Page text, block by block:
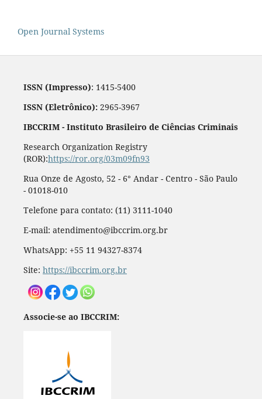
Open Journal Systems
ISSN (Impresso): 1415-5400
ISSN (Eletrônico): 2965-3967
IBCCRIM - Instituto Brasileiro de Ciências Criminais
Research Organization Registry
(ROR):https://ror.org/03m09fn93
Rua Onze de Agosto, 52 - 6° Andar - Centro - São Paulo
- 01018-010
Telefone para contato: (11) 3111-1040
E-mail: atendimento@ibccrim.org.br
WhatsApp: +55 11 94327-8374
Site: https://ibccrim.org.br
Associe-se ao IBCCRIM: